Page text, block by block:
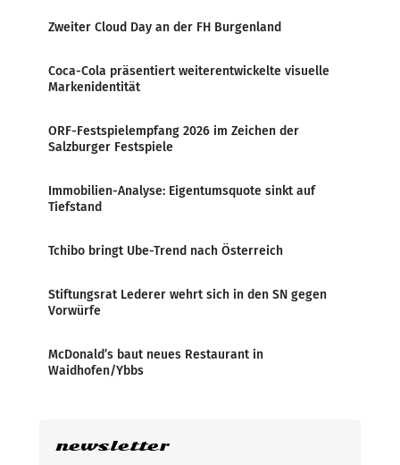
Zweiter Cloud Day an der FH Burgenland
Coca-Cola präsentiert weiterentwickelte visuelle
Markenidentität
ORF-Festspielempfang 2026 im Zeichen der
Salzburger Festspiele
Immobilien-Analyse: Eigentumsquote sinkt auf
Tiefstand
Tchibo bringt Ube-Trend nach Österreich
Stiftungsrat Lederer wehrt sich in den SN gegen
Vorwürfe
McDonald’s baut neues Restaurant in
Waidhofen/Ybbs
newsletter